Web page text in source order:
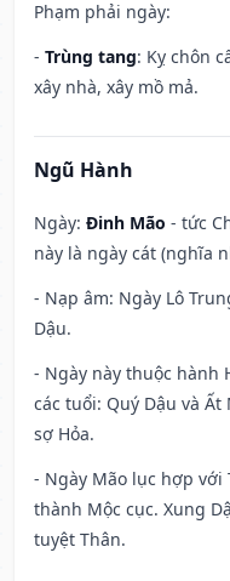
Phạm phải ngày:
- Trùng tang: Kỵ chôn
xây nhà, xây mồ mả.
Ngũ Hành
Ngày: Đinh Mão - tức
này là ngày cát (nghĩa
- Nạp âm: Ngày Lô
Dậu.
- Ngày này thuộc hành
các tuổi: Quý Dậu và
sợ Hỏa.
- Ngày Mão lục hợp
thành Mộc cục. Xung
tuyệt Thân.